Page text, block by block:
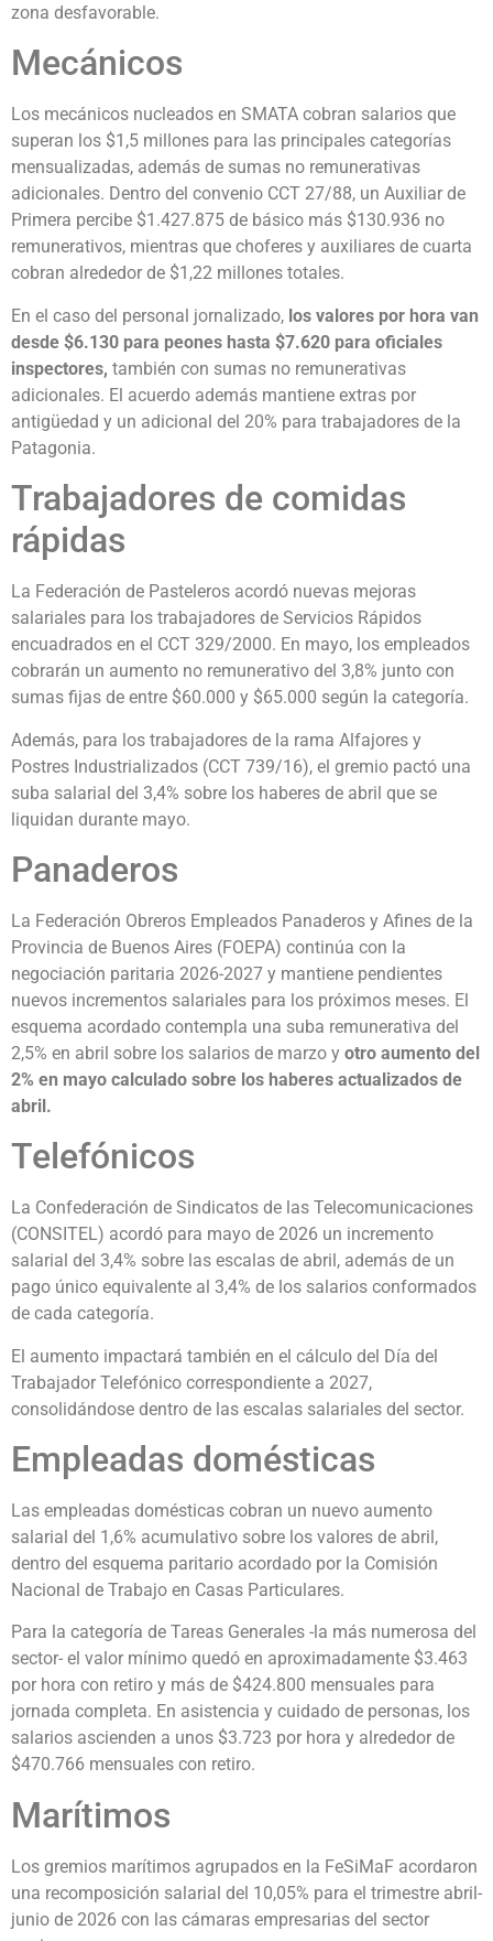
zona desfavorable.
Mecánicos
Los mecánicos nucleados en SMATA cobran salarios que
superan los $1,5 millones para las principales categorías
mensualizadas, además de sumas no remunerativas
adicionales. Dentro del convenio CCT 27/88, un Auxiliar de
Primera percibe $1.427.875 de básico más $130.936 no
remunerativos, mientras que choferes y auxiliares de cuarta
cobran alrededor de $1,22 millones totales.
En el caso del personal jornalizado, los valores por hora van
desde $6.130 para peones hasta $7.620 para oficiales
inspectores, también con sumas no remunerativas
adicionales. El acuerdo además mantiene extras por
antigüedad y un adicional del 20% para trabajadores de la
Patagonia.
Trabajadores de comidas
rápidas
La Federación de Pasteleros acordó nuevas mejoras
salariales para los trabajadores de Servicios Rápidos
encuadrados en el CCT 329/2000. En mayo, los empleados
cobrarán un aumento no remunerativo del 3,8% junto con
sumas fijas de entre $60.000 y $65.000 según la categoría.
Además, para los trabajadores de la rama Alfajores y
Postres Industrializados (CCT 739/16), el gremio pactó una
suba salarial del 3,4% sobre los haberes de abril que se
liquidan durante mayo.
Panaderos
La Federación Obreros Empleados Panaderos y Afines de la
Provincia de Buenos Aires (FOEPA) continúa con la
negociación paritaria 2026-2027 y mantiene pendientes
nuevos incrementos salariales para los próximos meses. El
esquema acordado contempla una suba remunerativa del
2,5% en abril sobre los salarios de marzo y otro aumento del
2% en mayo calculado sobre los haberes actualizados de
abril.
Telefónicos
La Confederación de Sindicatos de las Telecomunicaciones
(CONSITEL) acordó para mayo de 2026 un incremento
salarial del 3,4% sobre las escalas de abril, además de un
pago único equivalente al 3,4% de los salarios conformados
de cada categoría.
El aumento impactará también en el cálculo del Día del
Trabajador Telefónico correspondiente a 2027,
consolidándose dentro de las escalas salariales del sector.
Empleadas domésticas
Las empleadas domésticas cobran un nuevo aumento
salarial del 1,6% acumulativo sobre los valores de abril,
dentro del esquema paritario acordado por la Comisión
Nacional de Trabajo en Casas Particulares.
Para la categoría de Tareas Generales -la más numerosa del
sector- el valor mínimo quedó en aproximadamente $3.463
por hora con retiro y más de $424.800 mensuales para
jornada completa. En asistencia y cuidado de personas, los
salarios ascienden a unos $3.723 por hora y alrededor de
$470.766 mensuales con retiro.
Marítimos
Los gremios marítimos agrupados en la FeSiMaF acordaron
una recomposición salarial del 10,05% para el trimestre abril-
junio de 2026 con las cámaras empresarias del sector